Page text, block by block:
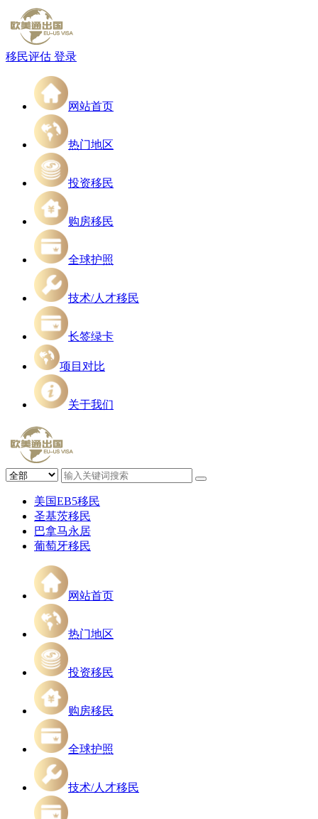
移民评估 登录
网站首页
热门地区
投资移民
购房移民
全球护照
技术/人才移民
长签绿卡
项目对比
关于我们
美国EB5移民
圣基茨移民
巴拿马永居
葡萄牙移民
网站首页
热门地区
投资移民
购房移民
全球护照
技术/人才移民